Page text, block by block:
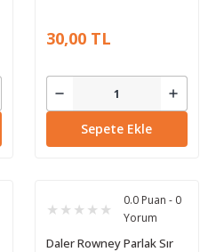
30,00 TL
Sepete Ekle
0.0 Puan - 0
Yorum
Daler Rowney Parlak Sır